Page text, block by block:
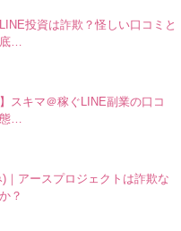
投資は詐欺？怪しい口コミと
…
スキマ＠稼ぐLINE副業の口コ
…
｜アースプロジェクトは詐欺な
？